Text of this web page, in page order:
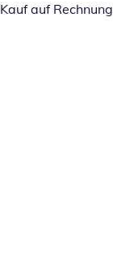
Kauf auf Rechnung